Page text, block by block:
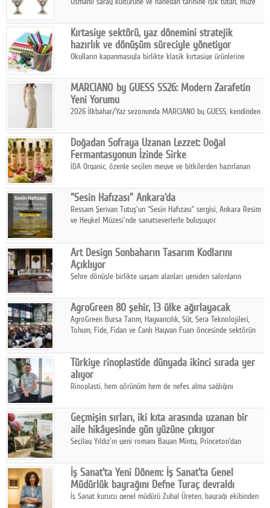
Ağustos'ta Arthill Müzecilik'in düzenleyeceği özel müzayedede
koleksiyonerlerle buluşuyor
Kırtasiye sektörü, yaz dönemini stratejik
hazırlık ve dönüşüm süreciyle yönetiyor
Okulların kapanmasıyla birlikte klasik kırtasiye ürünlerine
sanat ve eğitici aktivite ürünleriyle dinamik bir biçimde
geçiriyor.
MARCIANO by GUESS SS26: Modern Zarafetin
Yeni Yorumu
2026 İlkbahar/Yaz sezonunda MARCIANO by GUESS, kendinden
Doğadan Sofraya Uzanan Lezzet: Doğal
Fermantasyonun İzinde Sirke
İDA Organic, özenle seçilen meyve ve bitkilerden hazırlanan
sofralarına taşıyor.
"Sesin Hafızası" Ankara'da
Ressam Şerivan Tutuş'un “Sesin Hafızası” sergisi, Ankara Resim
ve Heykel Müzesi'nde sanatseverlerle buluşuyor.
Art Design Sonbaharın Tasarım Kodlarını
Açıklıyor
Şehre dönüşle birlikte yaşam alanları yeniden salonların
sonbaharın tasarım kodlarını açıklıyor.
AgroGreen 80 şehir, 13 ülke ağırlayacak
AgroGreen Bursa Tarım, Hayvancılık, Süt, Sera Teknolojileri,
Tohum, Fide, Fidan ve Canlı Hayvan Fuarı öncesinde sektörün
Türkiye rinoplastide dünyada ikinci sırada yer
alıyor
Rinoplasti, hem görünüm hem de nefes alma sağlığını
biri konumunda.
Geçmişin sırları, iki kıta arasında uzanan bir
aile hikâyesinde gün yüzüne çıkıyor
Seçilay Yıldız'ın yeni romanı Bayan Minty, Princeton'dan
katmanlı bir aile hikâyesi anlatıyor.
İş Sanat'ta Yeni Dönem: İş Sanat'ta Genel
Müdürlük bayrağını Defne Turaç devraldı
İş Sanat kurucu genel müdürü Zuhal Üreten, bayrağı ekibinden